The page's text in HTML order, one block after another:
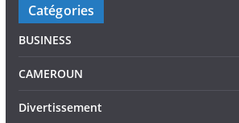
Catégories
BUSINESS
CAMEROUN
Divertissement